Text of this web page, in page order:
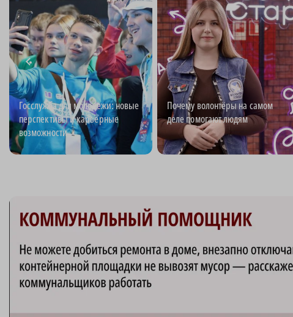
Госслужба для молодежи: новые
перспективы и карьерные
возможности
Почему волонтёры на самом
деле помогают людям